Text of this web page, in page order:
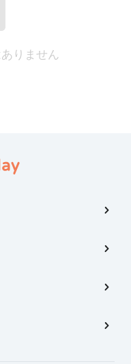
りません